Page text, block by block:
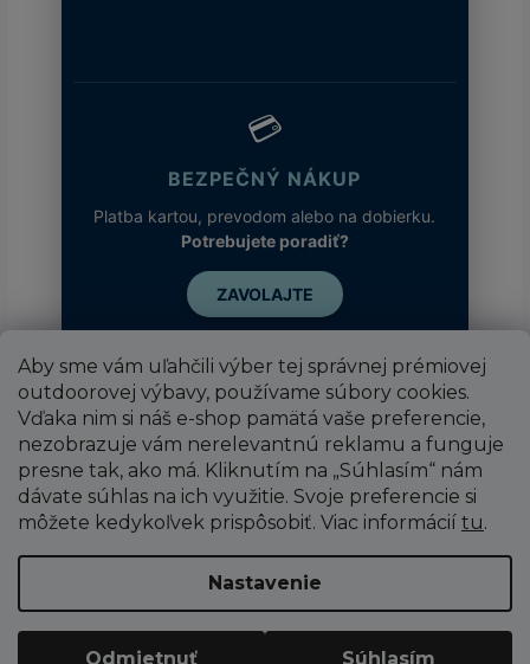
Aby sme vám uľahčili výber tej správnej prémiovej
outdoorovej výbavy, používame súbory cookies.
Vďaka nim si náš e-shop pamätá vaše preferencie,
nezobrazuje vám nerelevantnú reklamu a funguje
presne tak, ako má. Kliknutím na „Súhlasím“ nám
dávate súhlas na ich využitie. Svoje preferencie si
môžete kedykoľvek prispôsobiť. Viac informácií tu.
Nastavenie
Odmietnuť Súhlasím
💳
BEZPEČNÝ NÁKUP
Platba kartou, prevodom alebo na dobierku.
Potrebujete poradiť?
ZAVOLAJTE
Copyright 2026SUPER SPORT. Všetky práva